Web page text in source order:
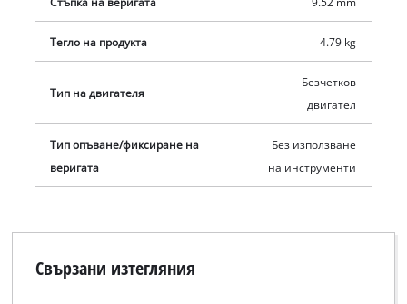
Тегло на продукта 4.79 kg
Тип на двигателя
Безчетков
двигател
Тип опъване/фиксиране на
веригата
Без използване
на инструменти
Свързани изтегляния